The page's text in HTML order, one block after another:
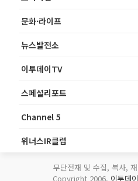
문화·라이프
뉴스발전소
이투데이TV
스페셜리포트
Channel 5
위너스IR클럽
무단전재 및 수집, 복사,
Copyright 2006. 이투데이